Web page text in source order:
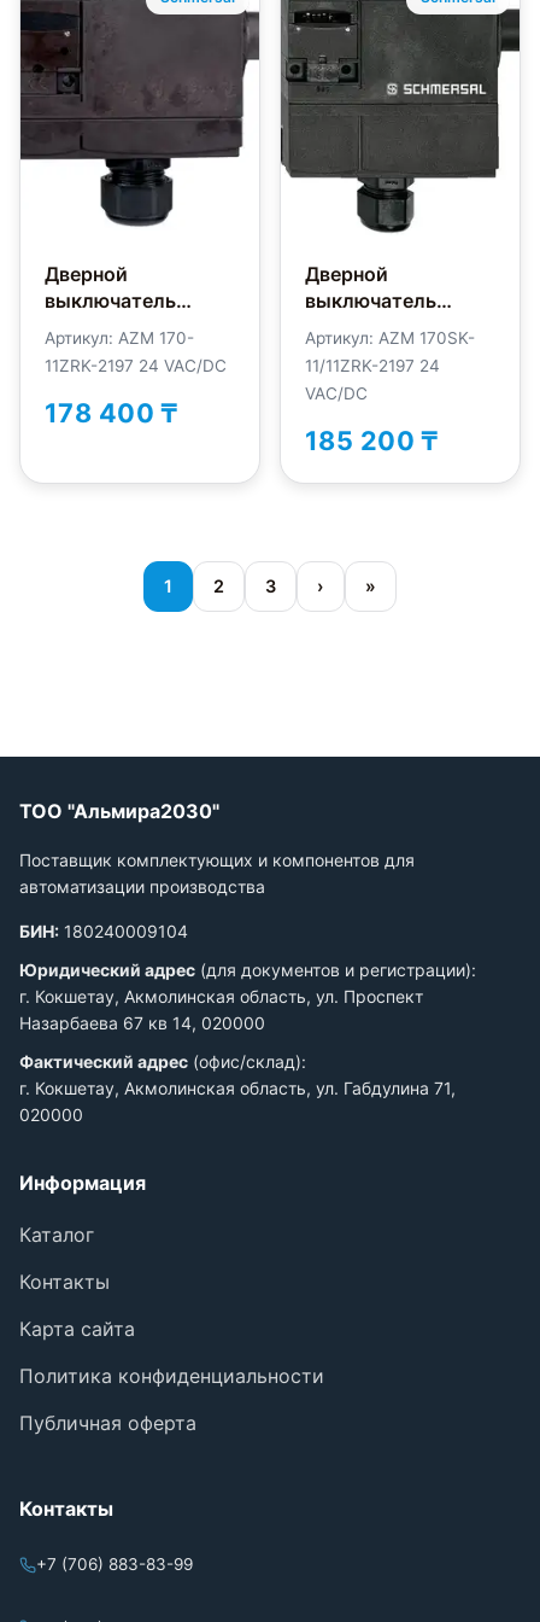
Дверной
выключатель
безопасности
Schmersal AZM170-
11ZRK-2197-
24VAC/DC
Артикул: AZM 170-
11ZRK-2197 24 VAC/DC
178 400 ₸
Дверной
выключатель
безопасности
Schmersal
AZM170SK-
11/11ZRK-2197-
24VAC/DC
Артикул: AZM 170SK-
11/11ZRK-2197 24
VAC/DC
185 200 ₸
1 2 3 › »
ТОО "Альмира2030"
Поставщик комплектующих и компонентов для
автоматизации производства
БИН: 180240009104
Юридический адрес (для документов и регистрации):
г. Кокшетау, Акмолинская область, ул. Проспект
Назарбаева 67 кв 14, 020000
Фактический адрес (офис/склад):
г. Кокшетау, Акмолинская область, ул. Габдулина 71,
020000
Информация
Каталог
Контакты
Карта сайта
Политика конфиденциальности
Публичная оферта
Контакты
+7 (706) 883-83-99